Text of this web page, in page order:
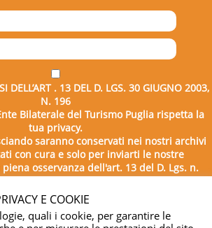
DELL’ART . 13 DEL D. LGS. 30 GIUGNO 2003,
N. 196
Bilaterale del Turismo Puglia rispetta la
tua privacy.
saranno conservati nei nostri archivi
con cura e solo per inviarti le nostre
osservanza dell'art. 13 del D. Lgs. n.
196/2003.
E COOKIE
quali i cookie, per garantire le